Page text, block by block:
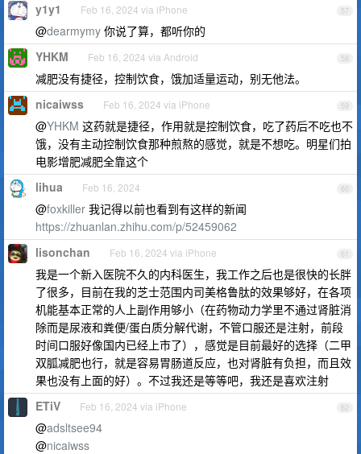
57
y1y1 Feb 16, 2024 via iPhone
@dearmymy 你说了算，都听你的
58
YHKM Feb 16, 2024 via Android
减肥没有捷径，控制饮食，饿加适量运动，别无他法。
59
nicaiwss Feb 16, 2024 via iPhone
@YHKM 这药就是捷径，作用就是控制饮食，吃了药后不吃也不
饿，没有主动控制饮食那种煎熬的感觉，就是不想吃。明星们拍
电影增肥减肥全靠这个
60
lihua Feb 16, 2024
@foxkiller 我记得以前也看到有这样的新闻
https://zhuanlan.zhihu.com/p/52459062
61
lisonchan Feb 16, 2024 via iPhone
我是一个新入医院不久的内科医生，我工作之后也是很快的长胖
了很多，目前在我的芝士范围内司美格鲁肽的效果够好，在各项
机能基本正常的人上副作用够小（在药物动力学里不通过肾脏消
除而是尿液和粪便/蛋白质分解代谢，不管口服还是注射，前段
时间口服好像国内已经上市了），感觉是目前最好的选择（二甲
双胍减肥也行，就是容易胃肠道反应，也对肾脏有负担，而且效
果也没有上面的好）。不过我还是等等吧，我还是喜欢注射
62
ETiV Feb 16, 2024 via iPhone
@adsltsee94
@nicaiwss